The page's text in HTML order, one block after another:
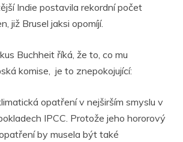
Indie postavila rekordní počet
již Brusel jaksi opomíjí.
Buchheit říká, že to, co mu
komise, je to znepokojující:
opatření v nejširším smyslu v
IPCC. Protože jeho hororový
by musela být také